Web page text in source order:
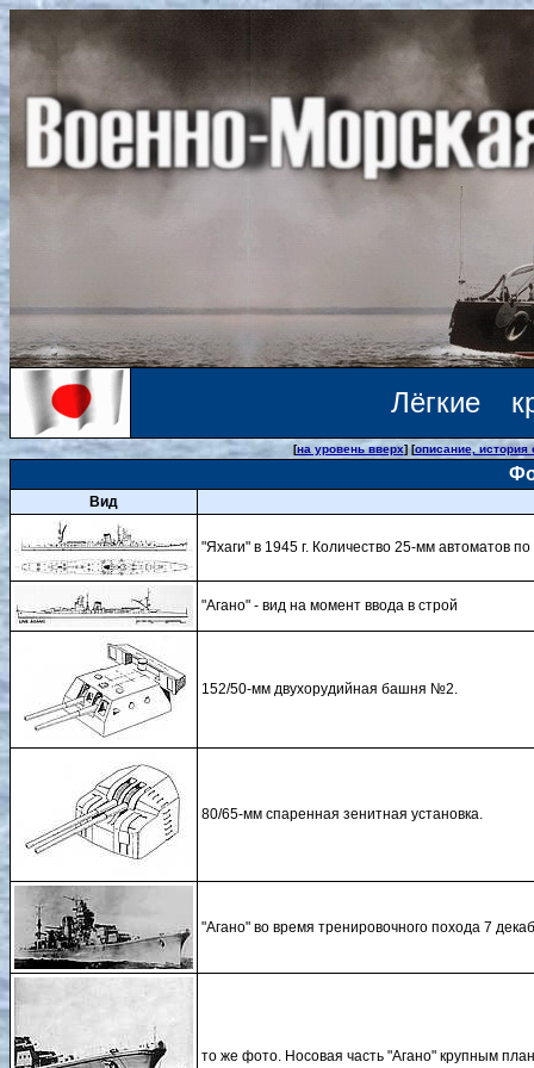
Лёгкие
[на уровень вверх] [описание,
Вид
"Яхаги" в 1945 г. Количество 25-мм автоматов
"Агано" - вид на момент ввода в строй
152/50-мм двухорудийная башня №2.
80/65-мм спаренная зенитная установка.
"Агано" во время тренировочного похода 7
то же фото. Носовая часть "Агано" крупным